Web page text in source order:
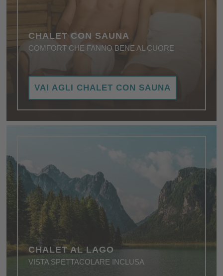
CHALET CON SAUNA
COMFORT CHE FANNO BENE AL CUORE
di un'atmosfera straordinariamente piacevole.
VAI AGLI CHALET CON SAUNA
CHALET AL LAGO
VISTA SPETTACOLARE INCLUSA